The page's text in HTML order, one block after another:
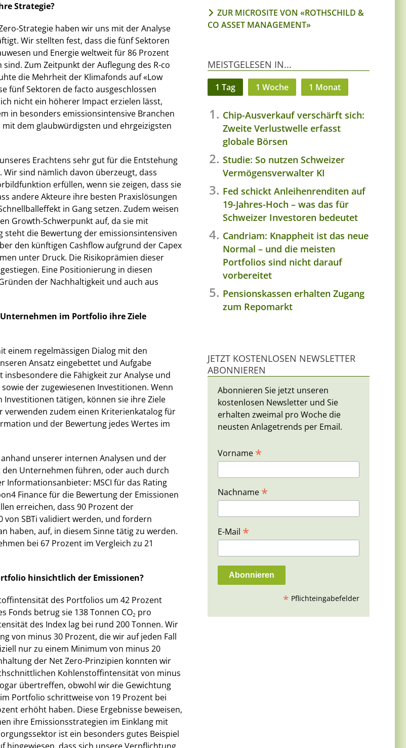
Strategie?
Strategie haben wir uns mit der Analyse
Wir stellten fest, dass die fünf Sektoren
und Energie weltweit für 86 Prozent
Zum Zeitpunkt der Auflegung des R-co
die Mehrheit der Klimafonds auf «Low
fünf Sektoren de facto ausgeschlossen
nicht ein höherer Impact erzielen lässt,
in besonders emissionsintensive Branchen
dem glaubwürdigsten und ehrgeizigsten
Erachtens sehr gut für die Entstehung
sind nämlich davon überzeugt, dass
erfüllen, wenn sie zeigen, dass sie
andere Akteure ihre besten Praxislösungen
in Gang setzen. Zudem weisen
Growth-Schwerpunkt auf, da sie mit
steht die Bewertung der emissionsintensiven
den künftigen Cashflow aufgrund der Capex
unter Druck. Die Risikoprämien dieser
Eine Positionierung in diesen
der Nachhaltigkeit und auch aus
im Portfolio ihre Ziele
einem regelmässigen Dialog mit den
Ansatz eingebettet und Aufgabe
die Fähigkeit zur Analyse und
der zugewiesenen Investitionen. Wenn
tätigen, können sie ihre Ziele
verwenden zudem einen Kriterienkatalog für
und der Bewertung jedes Wertes im
unserer internen Analysen und der
Unternehmen führen, oder auch durch
Informationsanbieter: MSCI für das Rating
Finance für die Bewertung der Emissionen
erreichen, dass 90 Prozent der
SBTi validiert werden, und fordern
haben, auf, in diesem Sinne tätig zu werden.
bei 67 Prozent im Vergleich zu 21
hinsichtlich der Emissionen?
des Portfolios um 42 Prozent
Fonds betrug sie 138 Tonnen CO2 pro
des Index lag bei rund 200 Tonnen. Wir
von minus 30 Prozent, die wir auf jeden Fall
nur zu einem Minimum von minus 20
der Net Zero-Prinzipien konnten wir
Kohlenstoffintensität von minus
übertreffen, obwohl wir die Gewichtung
Portfolio schrittweise von 19 Prozent bei
erhöht haben. Diese Ergebnisse beweisen,
ihre Emissionsstrategien im Einklang mit
ist ein besonders gutes Beispiel
ZUR MICROSITE VON «ROTHSCHILD &
CO ASSET MANAGEMENT»
MEISTGELESEN IN...
1 Tag 1 Woche 1 Monat
Chip-Ausverkauf verschärft sich:
Zweite Verlustwelle erfasst
globale Börsen
Studie: So nutzen Schweizer
Vermögensverwalter KI
Fed schickt Anleihenrenditen auf
19-Jahres-Hoch – was das für
Schweizer Investoren bedeutet
Candriam: Knappheit ist das neue
Normal – und die meisten
Portfolios sind nicht darauf
vorbereitet
Pensionskassen erhalten Zugang
zum Repomarkt
JETZT KOSTENLOSEN NEWSLETTER
ABONNIEREN
Abonnieren Sie jetzt unseren
kostenlosen Newsletter und Sie
erhalten zweimal pro Woche die
neusten Anlagetrends per Email.
Vorname *
Nachname *
E-Mail *
* Pflichteingabefelder